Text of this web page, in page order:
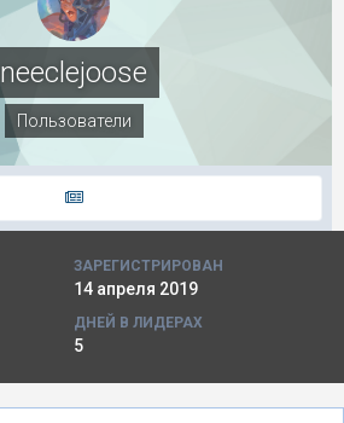
neeclejoose
Пользователи
ЗАРЕГИСТРИРОВАН
14 апреля 2019
ДНЕЙ В ЛИДЕРАХ
5